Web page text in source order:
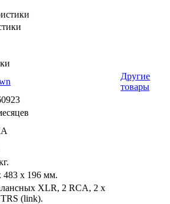
Другие
товары
483 х 196 мм.
XLR, 2 RCA, 2 x
(link).